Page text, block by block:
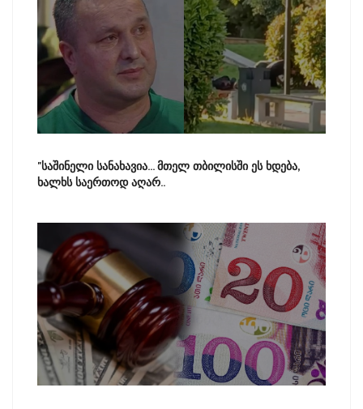
"საშინელი სანახავია... მთელ თბილისში ეს ხდება,
ხალხს საერთოდ აღარ..